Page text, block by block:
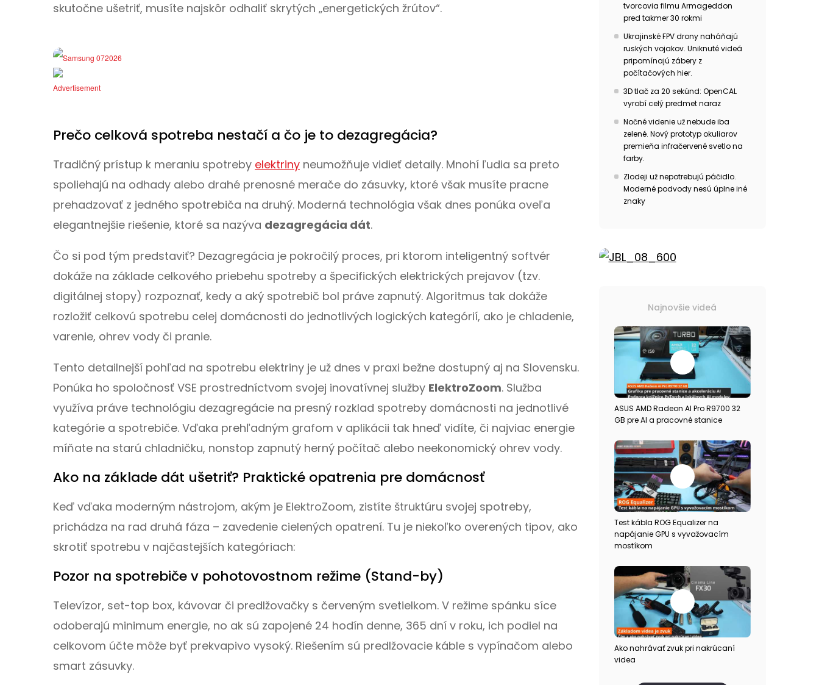
skutočne ušetriť, musíte najskôr odhaliť skrytých „energetických žrútov“.
Prečo celková spotreba nestačí a čo je to dezagregácia?
Tradičný prístup k meraniu spotreby elektriny neumožňuje vidieť detaily. Mnohí ľudia sa preto
spoliehajú na odhady alebo drahé prenosné merače do zásuvky, ktoré však musíte pracne
prehadzovať z jedného spotrebiča na druhý. Moderná technológia však dnes ponúka oveľa
elegantnejšie riešenie, ktoré sa nazýva dezagregácia dát.
Čo si pod tým predstaviť? Dezagregácia je pokročilý proces, pri ktorom inteligentný softvér
dokáže na základe celkového priebehu spotreby a špecifických elektrických prejavov (tzv.
digitálnej stopy) rozpoznať, kedy a aký spotrebič bol práve zapnutý. Algoritmus tak dokáže
rozložiť celkovú spotrebu celej domácnosti do jednotlivých logických kategórií, ako je chladenie,
varenie, ohrev vody či pranie.
Tento detailnejší pohľad na spotrebu elektriny je už dnes v praxi bežne dostupný aj na Slovensku.
Ponúka ho spoločnosť VSE prostredníctvom svojej inovatívnej služby ElektroZoom. Služba
využíva práve technológiu dezagregácie na presný rozklad spotreby domácnosti na jednotlivé
kategórie a spotrebiče. Vďaka prehľadným grafom v aplikácii tak hneď vidíte, či najviac energie
míňate na starú chladničku, nonstop zapnutý herný počítač alebo neekonomický ohrev vody.
Ako na základe dát ušetriť? Praktické opatrenia pre domácnosť
Keď vďaka moderným nástrojom, akým je ElektroZoom, zistíte štruktúru svojej spotreby,
prichádza na rad druhá fáza – zavedenie cielených opatrení. Tu je niekoľko overených tipov, ako
skrotiť spotrebu v najčastejších kategóriach:
Pozor na spotrebiče v pohotovostnom režime (Stand-by)
Televízor, set-top box, kávovar či predlžovačky s červeným svetielkom. V režime spánku síce
odoberajú minimum energie, no ak sú zapojené 24 hodín denne, 365 dní v roku, ich podiel na
celkovom účte môže byť prekvapivo vysoký. Riešením sú predlžovacie káble s vypínačom alebo
smart zásuvky.
tvorcovia filmu Armageddon
pred takmer 30 rokmi
Ukrajinské FPV drony naháňajú
ruských vojakov. Uniknuté videá
pripomínajú zábery z
počítačových hier.
3D tlač za 20 sekúnd: OpenCAL
vyrobí celý predmet naraz
Nočné videnie už nebude iba
zelené. Nový prototyp okuliarov
premieňa infračervené svetlo na
farby.
Zlodeji už nepotrebujú páčidlo.
Moderné podvody nesú úplne iné
znaky
Najnovšie videá
ASUS AMD Radeon AI Pro R9700 32
GB pre AI a pracovné stanice
Test kábla ROG Equalizer na
napájanie GPU s vyvažovacím
mostíkom
Ako nahrávať zvuk pri nakrúcaní
videa